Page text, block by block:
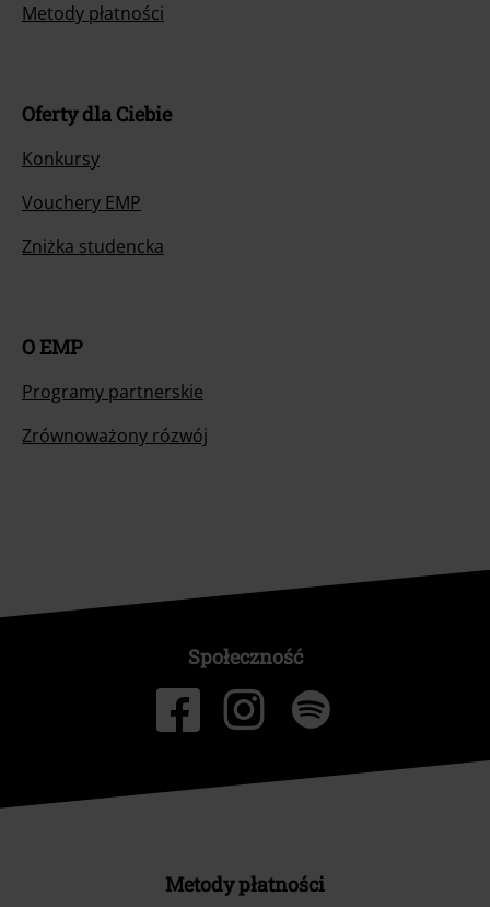
Metody płatności
Oferty dla Ciebie
Konkursy
Vouchery EMP
Zniżka studencka
O EMP
Programy partnerskie
Zrównoważony rózwój
Społeczność
Metody płatności